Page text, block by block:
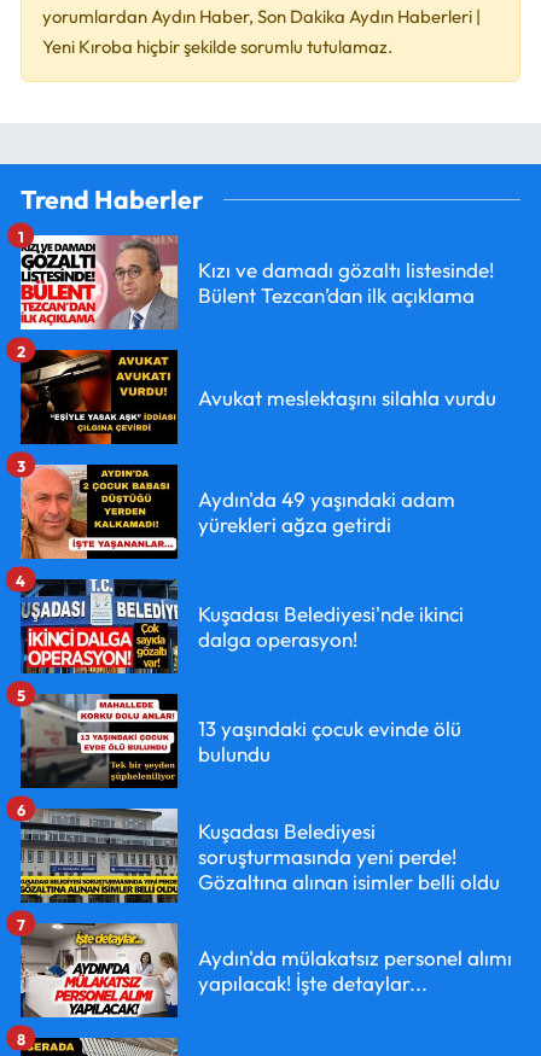
yorumlardan Aydın Haber, Son Dakika Aydın Haberleri |
Yeni Kıroba hiçbir şekilde sorumlu tutulamaz.
Trend Haberler
Kızı ve damadı gözaltı listesinde!
Bülent Tezcan’dan ilk açıklama
1
Avukat meslektaşını silahla vurdu
2
Aydın'da 49 yaşındaki adam
yürekleri ağza getirdi
3
Kuşadası Belediyesi'nde ikinci
dalga operasyon!
4
13 yaşındaki çocuk evinde ölü
bulundu
5
Kuşadası Belediyesi
soruşturmasında yeni perde!
Gözaltına alınan isimler belli oldu
6
Aydın'da mülakatsız personel alımı
yapılacak! İşte detaylar...
7
8